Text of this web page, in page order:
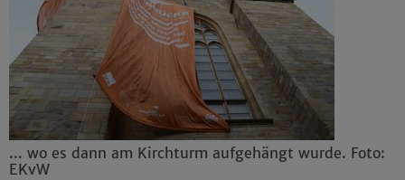
... wo es dann am Kirchturm aufgehängt wurde. Foto:
EKvW